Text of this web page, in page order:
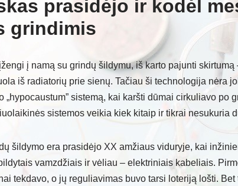
prasidėjo ir kodėl
grindimis
į namą su grindų šildymu, iš karto pajunti
iš radiatorių prie sienų. Tačiau ši technologija nėra
„hypocaustum” sistemą, kai karšti dūmai cirkuliavo po
sistemos veikia kiek kitaip ir tikrai nesukuria
šildymo era prasidėjo XX amžiaus viduryje, kai
vamzdžiais ir vėliau – elektriniais kabeliais.
tekdavo, o jų reguliavimas buvo tarsi loteriją lošti.